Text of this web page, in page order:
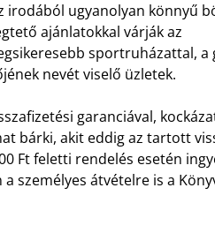
irodából ugyanolyan könnyű
ajánlatokkal várják az
sportruházattal, a
nevét viselő üzletek.
garanciával,
bárki, akit eddig az tartott
Ft feletti rendelés esetén
személyes átvételre is a